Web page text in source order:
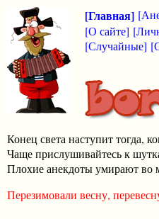
[Главная]
[О сайте]
[Случайные]
Конец света наступит тогда,
Чаще прислушивайтесь к
Плохие анекдоты умирают во
Перезимовали весну,